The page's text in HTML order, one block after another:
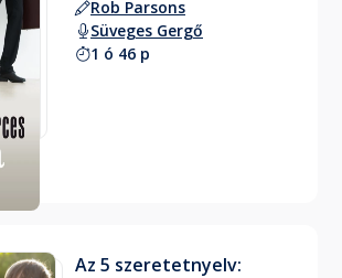
Rob Parsons
Süveges Gergő
1 ó 46 p
Az 5 szeretetnyelv: